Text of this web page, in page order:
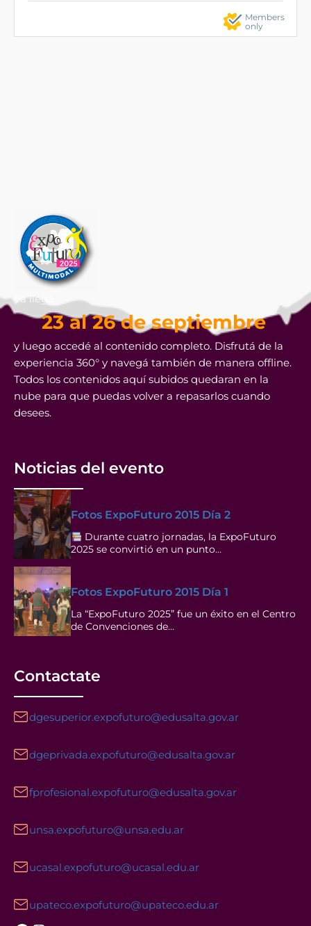
Members
only
Ya llega
23 al 26 de septiembre
y luego accedé al contenido completo. Disfrutá de la
experiencia 360° y navegá también de manera offline.
Todos los contenidos aquí subidos quedaran en la
nube para que puedas volver a repasarlos cuando
desees.
Noticias del evento
Fotos ExpoFuturo 2015 Día 2
Durante cuatro jornadas, la ExpoFuturo
2025 se convirtió en un punto…
Fotos ExpoFuturo 2015 Día 1
La “ExpoFuturo 2025” fue un éxito en el Centro
de Convenciones de…
Contactate
dgesuperior.expofuturo@edusalta.gov.ar
dgeprivada.expofuturo@edusalta.gov.ar
fprofesional.expofuturo@edusalta.gov.ar
unsa.expofuturo@unsa.edu.ar
ucasal.expofuturo@ucasal.edu.ar
upateco.expofuturo@upateco.edu.ar